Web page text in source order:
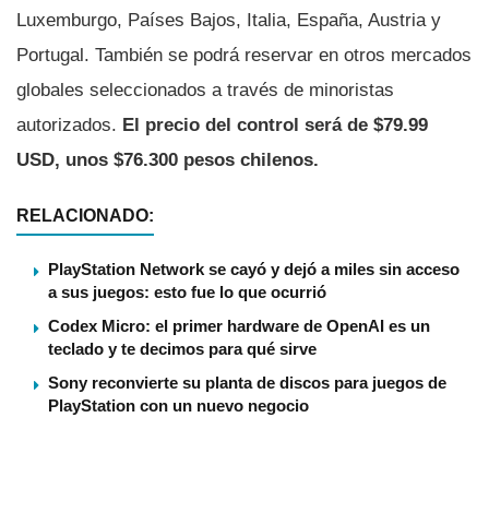
Luxemburgo, Países Bajos, Italia, España, Austria y
Portugal. También se podrá reservar en otros mercados
globales seleccionados a través de minoristas
autorizados. El precio del control será de $79.99
USD, unos $76.300 pesos chilenos.
RELACIONADO:
PlayStation Network se cayó y dejó a miles sin acceso
a sus juegos: esto fue lo que ocurrió
Codex Micro: el primer hardware de OpenAI es un
teclado y te decimos para qué sirve
Sony reconvierte su planta de discos para juegos de
PlayStation con un nuevo negocio